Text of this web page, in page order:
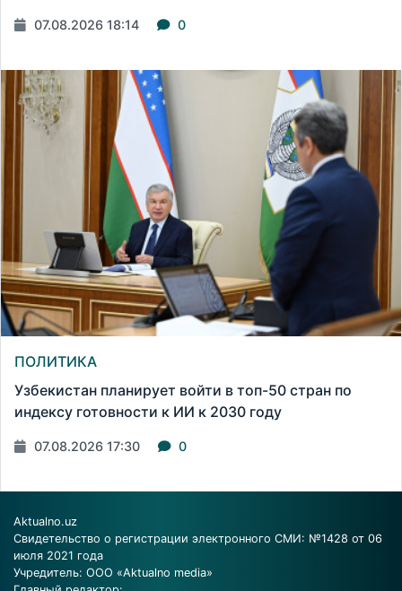
07.08.2026 18:14 0
ПОЛИТИКА
Узбекистан планирует войти в топ-50 стран по
индексу готовности к ИИ к 2030 году
07.08.2026 17:30 0
Aktualno.uz
Свидетельство о регистрации электронного СМИ: №1428 от 06
июля 2021 года
Учредитель: ООО «Aktualno media»